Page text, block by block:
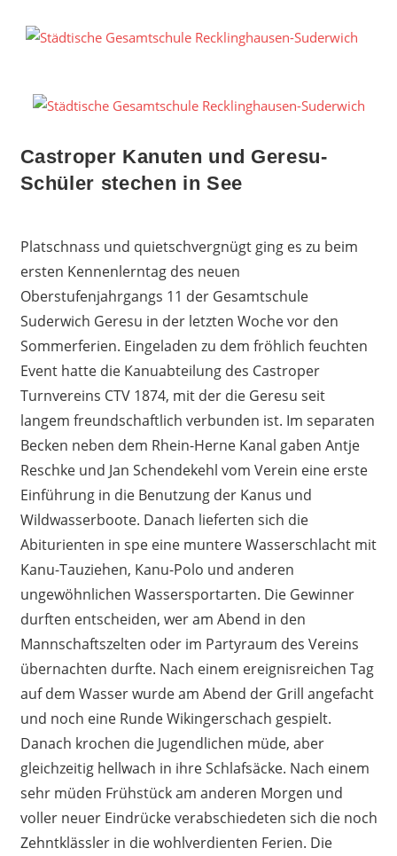
Inhalt
Castroper Kanuten und Geresu-
Schüler stechen in See
Platschnass und quietschvergnügt ging es zu beim
ersten Kennenlerntag des neuen
Oberstufenjahrgangs 11 der Gesamtschule
Suderwich Geresu in der letzten Woche vor den
Sommerferien. Eingeladen zu dem fröhlich feuchten
Event hatte die Kanuabteilung des Castroper
Turnvereins CTV 1874, mit der die Geresu seit
langem freundschaftlich verbunden ist. Im separaten
Becken neben dem Rhein-Herne Kanal gaben Antje
Reschke und Jan Schendekehl vom Verein eine erste
Einführung in die Benutzung der Kanus und
Wildwasserboote. Danach lieferten sich die
Abiturienten in spe eine muntere Wasserschlacht mit
Kanu-Tauziehen, Kanu-Polo und anderen
ungewöhnlichen Wassersportarten. Die Gewinner
durften entscheiden, wer am Abend in den
Mannschaftszelten oder im Partyraum des Vereins
übernachten durfte. Nach einem ereignisreichen Tag
auf dem Wasser wurde am Abend der Grill angefacht
und noch eine Runde Wikingerschach gespielt.
Danach krochen die Jugendlichen müde, aber
gleichzeitig hellwach in ihre Schlafsäcke. Nach einem
sehr müden Frühstück am anderen Morgen und
voller neuer Eindrücke verabschiedeten sich die noch
Zehntklässler in die wohlverdienten Ferien. Die